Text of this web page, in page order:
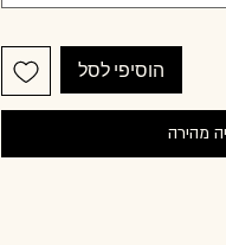
הוסיפי לסל
מהירה